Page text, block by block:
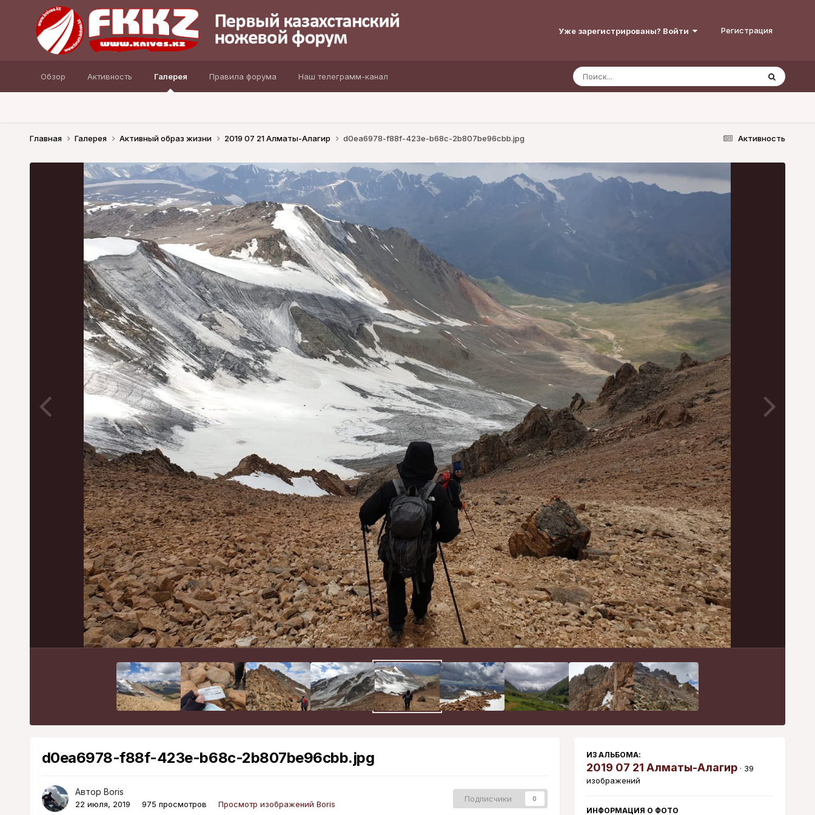
Уже зарегистрированы? Войти Регистрация
Обзор Активность Галерея Правила форума Наш телеграмм-канал
Активность
Главная Галерея Активный образ жизни 2019 07 21 Алматы-Алагир d0ea6978-f88f-423e-b68c-2b807be96cbb.jpg
Инструменты
d0ea6978-f88f-423e-b68c-2b807be96cbb.jpg
Автор Boris
22 июля, 2019 975 просмотров Просмотр изображений Boris
Подписчики 0
ИЗ АЛЬБОМА:
2019 07 21 Алматы-Алагир · 39
изображений
ИНФОРМАЦИЯ О ФОТО